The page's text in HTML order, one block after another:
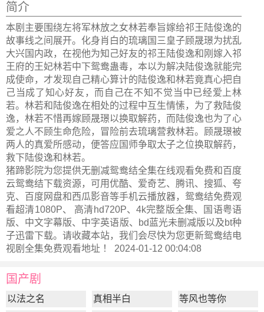
简介
本剧主要围绕左将军林放之女林若奉旨嫁给祁王陆俊逸的
故事线之间展开。化身肖白的琉璃国三皇子顾晟璟为扰乱
大兴国内政，在视他为知己好友的祁王陆俊逸和刚嫁入祁
王府的王妃林若中下鸳鸯蛊毒，本以为解决陆俊逸就能完
成使命，才发现自己精心算计的陆俊逸和林若竟真心把自
己当成了知心好友，而自己在不知不觉当中已经爱上林
若。林若和陆俊逸在相处的过程中互生情愫，为了救陆俊
逸，林若不惜再嫁顾晟璟以换取解药，而陆俊逸也为了心
爱之人不顾生命危险，冒险前去琉璃营救林若。顾晟璟被
两人的真爱所感动，便答应国师争取太子之位换取解药，
救下陆俊逸和林若。
猪蹄影院为您提供无删减鸳鸯结全集在线观看免费和百度
云鸳鸯结下载资源，可用优酷、爱奇艺、腾讯、搜狐、夸
克、百度网盘和西瓜影音等手机云播放器，鸳鸯结免费观
看超清1080P、 高清hd720P、4k完整版全集、国语粤语
版、中文字幕版、中字英语版、bd蓝光未删减版以及bt种
子迅雷下载。请收藏本站，我们会尽快为您更新鸳鸯结电
视剧全集免费观看地址 ！ 2024-01-12 00:04:08
国产剧
以法之名 真相半白 等风也等你